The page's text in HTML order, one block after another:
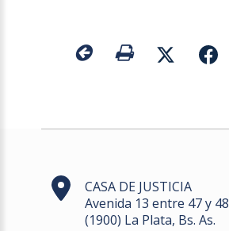
CASA DE JUSTICIA
Avenida 13 entre 47 y 48
(1900) La Plata, Bs. As.